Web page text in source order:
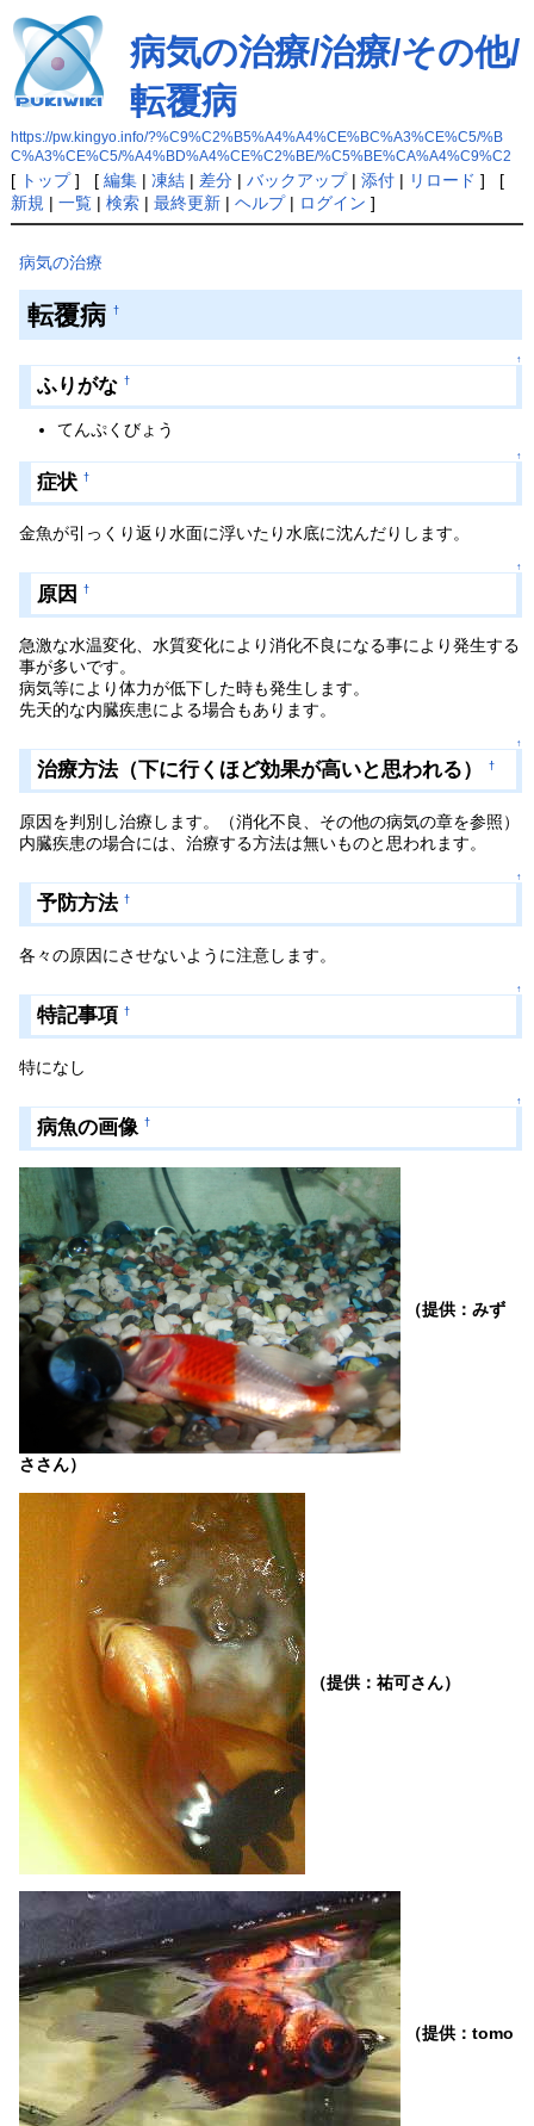
病気の治療/治療/その他/
転覆病
https://pw.kingyo.info/?%C9%C2%B5%A4%A4%CE%BC%A3%CE%C5/%B
C%A3%CE%C5/%A4%BD%A4%CE%C2%BE/%C5%BE%CA%A4%C9%C2
[ トップ] [ 編集| 凍結| 差分| バックアップ| 添付| リロード ] [
新規 | 一覧| 検索| 最終更新| ヘルプ| ログイン ]
病気の治療
転覆病 †
↑
ふりがな†
てんぷくびょう
↑
症状†
金魚が引っくり返り水面に浮いたり水底に沈んだりします。
↑
原因†
急激な水温変化、水質変化により消化不良になる事により発生する
事が多いです。
病気等により体力が低下した時も発生します。
先天的な内臓疾患による場合もあります。
↑
治療方法（下に行くほど効果が高いと思われる）†
原因を判別し治療します。（消化不良、その他の病気の章を参照）
内臓疾患の場合には、治療する方法は無いものと思われます。
↑
予防方法†
各々の原因にさせないように注意します。
↑
特記事項†
特になし
↑
病魚の画像†
（提供：みず
ささん）
（提供：祐可さん）
（提供：tomo